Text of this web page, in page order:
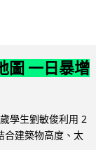
圖 一日暴增
學生劉敏俊利用 2
合建築物高度、太